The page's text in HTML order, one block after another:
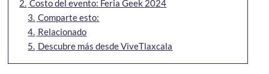
2. Costo del evento: Feria Geek 2024
3. Comparte esto:
4. Relacionado
5. Descubre más desde ViveTlaxcala